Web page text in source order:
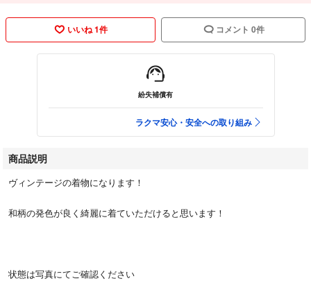
いいね 1件 コメント 0件
紛失補償有
ラクマ安心・安全への取り組み
商品説明
ヴィンテージの着物になります！
和柄の発色が良く綺麗に着ていただけると思います！
状態は写真にてご確認ください